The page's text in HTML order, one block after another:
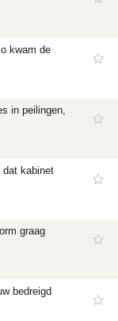
kwam de
in peilingen,
dat kabinet
graag
bedreigd